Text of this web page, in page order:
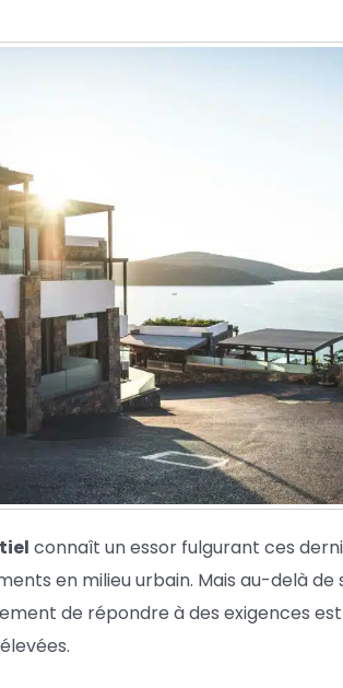
connaît un essor fulgurant ces
en milieu urbain. Mais au-delà de
de répondre à des exigences